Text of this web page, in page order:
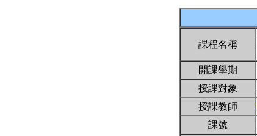
課程名稱
開課學期
授課對象
授課教師
課號